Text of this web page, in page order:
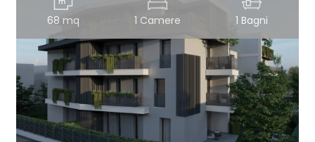
68 mq 1 Camere 1 Bagni